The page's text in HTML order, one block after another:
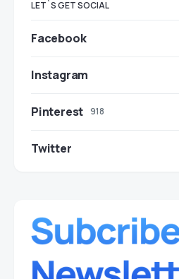
LET`S GET SOCIAL
Facebook
Instagram
Pinterest 918
Twitter